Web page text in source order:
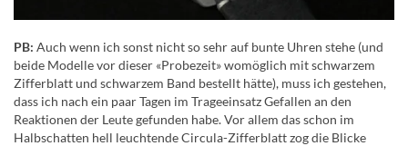
PB: Auch wenn ich sonst nicht so sehr auf bunte Uhren stehe (und
beide Modelle vor dieser «Probezeit» womöglich mit schwarzem
Zifferblatt und schwarzem Band bestellt hätte), muss ich gestehen,
dass ich nach ein paar Tagen im Trageeinsatz Gefallen an den
Reaktionen der Leute gefunden habe. Vor allem das schon im
Halbschatten hell leuchtende Circula-Zifferblatt zog die Blicke